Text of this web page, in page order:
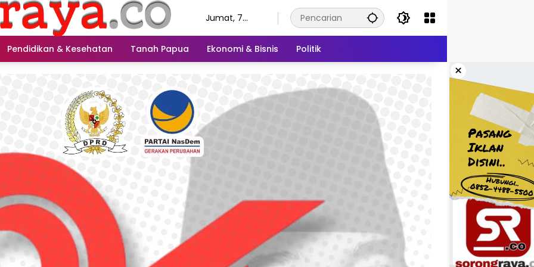
Jumat, 7
Pendidikan & Kesehatan Tanah Papua Ekonomi & Bisnis Politik
×